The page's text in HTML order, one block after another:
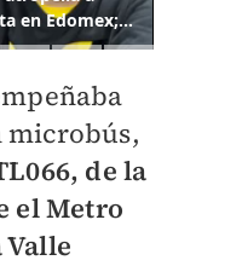
microbús,
de la
el Metro